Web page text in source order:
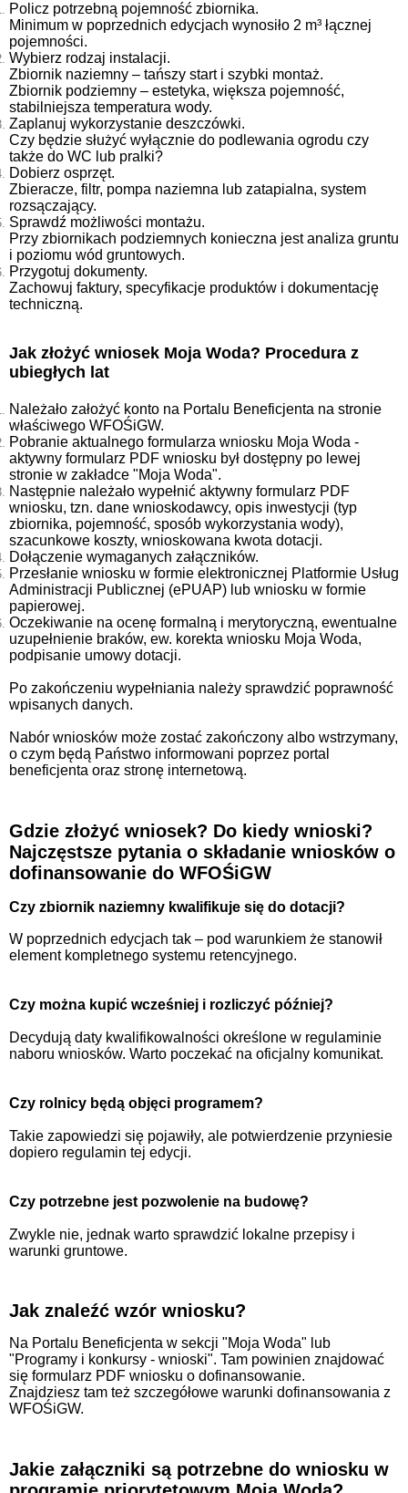
Policz potrzebną pojemność zbiornika.
Minimum w poprzednich edycjach wynosiło 2 m³ łącznej
pojemności.
Wybierz rodzaj instalacji.
Zbiornik naziemny – tańszy start i szybki montaż.
Zbiornik podziemny – estetyka, większa pojemność,
stabilniejsza temperatura wody.
Zaplanuj wykorzystanie deszczówki.
Czy będzie służyć wyłącznie do podlewania ogrodu czy
także do WC lub pralki?
Dobierz osprzęt.
Zbieracze, filtr, pompa naziemna lub zatapialna, system
rozsączający.
Sprawdź możliwości montażu.
Przy zbiornikach podziemnych konieczna jest analiza gruntu
i poziomu wód gruntowych.
Przygotuj dokumenty.
Zachowuj faktury, specyfikacje produktów i dokumentację
techniczną.
Jak złożyć wniosek Moja Woda? Procedura z
ubiegłych lat
Należało założyć konto na Portalu Beneficjenta na stronie
właściwego WFOŚiGW.
Pobranie aktualnego formularza wniosku Moja Woda -
aktywny formularz PDF wniosku był dostępny po lewej
stronie w zakładce "Moja Woda".
Następnie należało wypełnić aktywny formularz PDF
wniosku, tzn. dane wnioskodawcy, opis inwestycji (typ
zbiornika, pojemność, sposób wykorzystania wody),
szacunkowe koszty, wnioskowana kwota dotacji.
Dołączenie wymaganych załączników.
Przesłanie wniosku w formie elektronicznej Platformie Usług
Administracji Publicznej (ePUAP) lub wniosku w formie
papierowej.
Oczekiwanie na ocenę formalną i merytoryczną, ewentualne
uzupełnienie braków, ew. korekta wniosku Moja Woda,
podpisanie umowy dotacji.
Po zakończeniu wypełniania należy sprawdzić poprawność
wpisanych danych.
Nabór wniosków może zostać zakończony albo wstrzymany,
o czym będą Państwo informowani poprzez portal
beneficjenta oraz stronę internetową.
Gdzie złożyć wniosek? Do kiedy wnioski?
Najczęstsze pytania o składanie wniosków o
dofinansowanie do WFOŚiGW
Czy zbiornik naziemny kwalifikuje się do dotacji?
W poprzednich edycjach tak – pod warunkiem że stanowił
element kompletnego systemu retencyjnego.
Czy można kupić wcześniej i rozliczyć później?
Decydują daty kwalifikowalności określone w regulaminie
naboru wniosków. Warto poczekać na oficjalny komunikat.
Czy rolnicy będą objęci programem?
Takie zapowiedzi się pojawiły, ale potwierdzenie przyniesie
dopiero regulamin tej edycji.
Czy potrzebne jest pozwolenie na budowę?
Zwykle nie, jednak warto sprawdzić lokalne przepisy i
warunki gruntowe.
Jak znaleźć wzór wniosku?
Na Portalu Beneficjenta w sekcji "Moja Woda" lub
"Programy i konkursy - wnioski". Tam powinien znajdować
się formularz PDF wniosku o dofinansowanie.
Znajdziesz tam też szczegółowe warunki dofinansowania z
WFOŚiGW.
Jakie załączniki są potrzebne do wniosku w